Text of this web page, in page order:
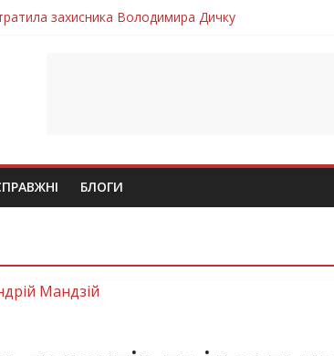
захисника Володимира Дичку
захисник Дмитро Березко з Тернопільщини
захисника Володимира Вельму
молодого захисника Андрія Іскоростенського
БЛОГИ